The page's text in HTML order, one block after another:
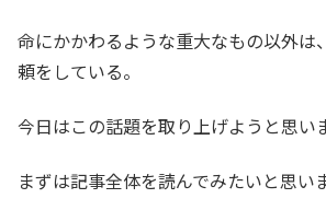
命にかかわるような重大なもの以外は
頼をしている。
今日はこの話題を取り上げようと思い
まずは記事全体を読んでみたいと思い